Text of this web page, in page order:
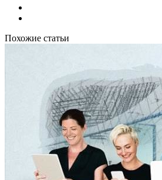
Похожие статьи